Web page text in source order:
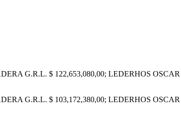
G.R.L. $ 122,653,080,00; LEDERHOS
G.R.L. $ 103,172,380,00; LEDERHOS OSCAR